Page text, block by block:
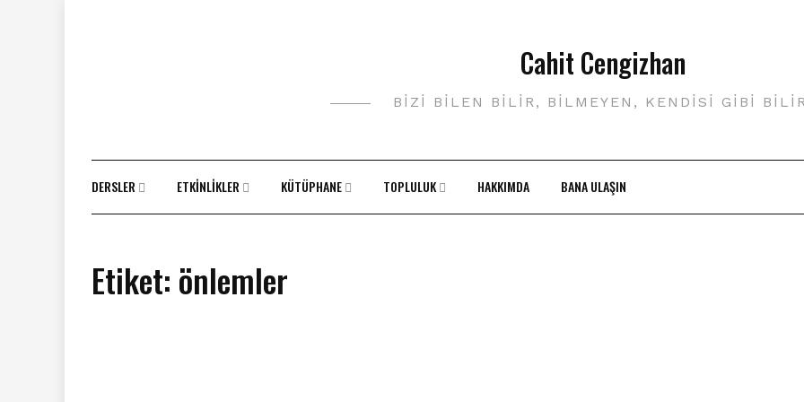
Cahit Cengizhan
BIZI BILEN BILIR, BILMEYEN, KENDISI GIBI
DERSLER ETKINLIKLER KÜTÜPHANE TOPLULUK HAKKIMDA BANA ULAŞIN
Etiket: önlemler